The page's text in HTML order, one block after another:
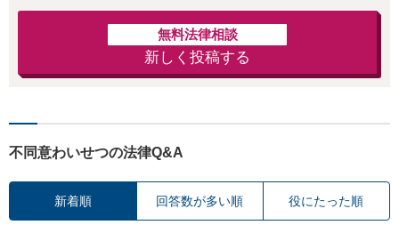
無料法律相談
新しく投稿する
不同意わいせつの法律Q&A
新着順 回答数が多い順 役にたった順